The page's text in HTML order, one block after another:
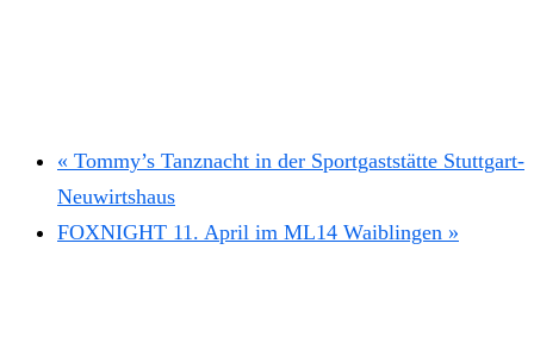
« Tommy’s Tanznacht in der Sportgaststätte Stuttgart-
Neuwirtshaus
FOXNIGHT 11. April im ML14 Waiblingen »